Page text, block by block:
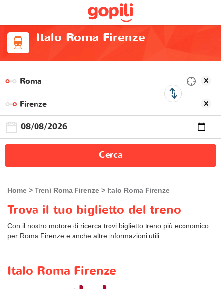
Italo Roma Firenze
Cerca
Home Treni Roma Firenze Italo Roma Firenze
Trova il tuo biglietto del treno
Con il nostro motore di ricerca trovi biglietto treno più economico
per Roma Firenze e anche altre informazioni utili.
Italo Roma Firenze